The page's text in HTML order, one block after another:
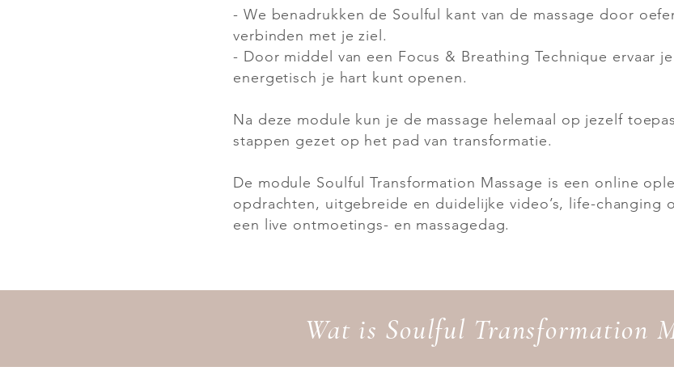
- We benadrukken de Soulful kant van de massage door
verbinden met je ziel.
- Door middel van een Focus & Breathing Technique ervaar
energetisch je hart kunt openen.
Na deze module kun je de massage helemaal op jezelf
stappen gezet op het pad van transformatie.
De module Soulful Transformation Massage is een online
opdrachten, uitgebreide en duidelijke video’s, life-changing
een live ontmoetings- en massagedag.
Wat is Soulful Transformation